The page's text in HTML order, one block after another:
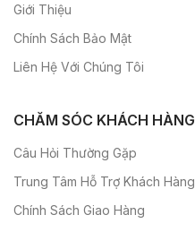
Giới Thiệu
Chính Sách Bảo Mật
Liên Hệ Với Chúng Tôi
CHĂM SÓC KHÁCH HÀNG
Câu Hỏi Thường Gặp
Trung Tâm Hỗ Trợ Khách Hàng
Chính Sách Giao Hàng